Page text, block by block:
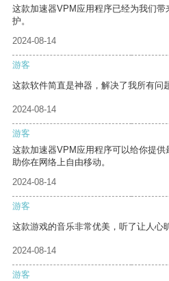
这款加速器VPM应用程序已经为我们
护。
2024-08-14
游客
这款软件简直是神器，解决了我所有问
2024-08-14
游客
这款加速器VPM应用程序可以给你提
助你在网络上自由移动。
2024-08-14
游客
这款游戏的音乐非常优美，听了让人心
2024-08-14
游客